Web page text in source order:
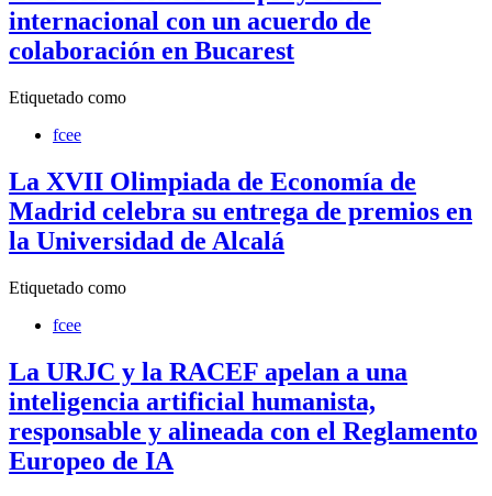
internacional con un acuerdo de
colaboración en Bucarest
Etiquetado como
fcee
La XVII Olimpiada de Economía de
Madrid celebra su entrega de premios en
la Universidad de Alcalá
Etiquetado como
fcee
La URJC y la RACEF apelan a una
inteligencia artificial humanista,
responsable y alineada con el Reglamento
Europeo de IA